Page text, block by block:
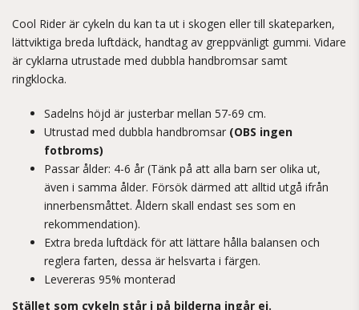
Cool Rider är cykeln du kan ta ut i skogen eller till skateparken,
lättviktiga breda luftdäck, handtag av greppvänligt gummi. Vidare
är cyklarna utrustade med dubbla handbromsar samt
ringklocka.
Sadelns höjd är justerbar mellan 57-69 cm.
Utrustad med dubbla handbromsar (OBS ingen
fotbroms)
Passar ålder: 4-6 år (Tänk på att alla barn ser olika ut,
även i samma ålder. Försök därmed att alltid utgå ifrån
innerbensmåttet. Åldern skall endast ses som en
rekommendation).
Extra breda luftdäck för att lättare hålla balansen och
reglera farten, dessa är helsvarta i färgen.
Levereras 95% monterad
Stället som cykeln står i på bilderna ingår ej.